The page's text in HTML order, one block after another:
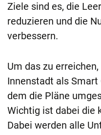
Ziele sind es, die
reduzieren und die
verbessern.
Um das zu
Innenstadt als
dem die Pläne
Wichtig ist dabei die
Dabei werden alle